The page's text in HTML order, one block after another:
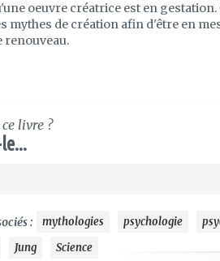
oeuvre créatrice est en
mythes de création afin d'être en
renouveau.
livre ?
: mythologies psychologie
Jung Science